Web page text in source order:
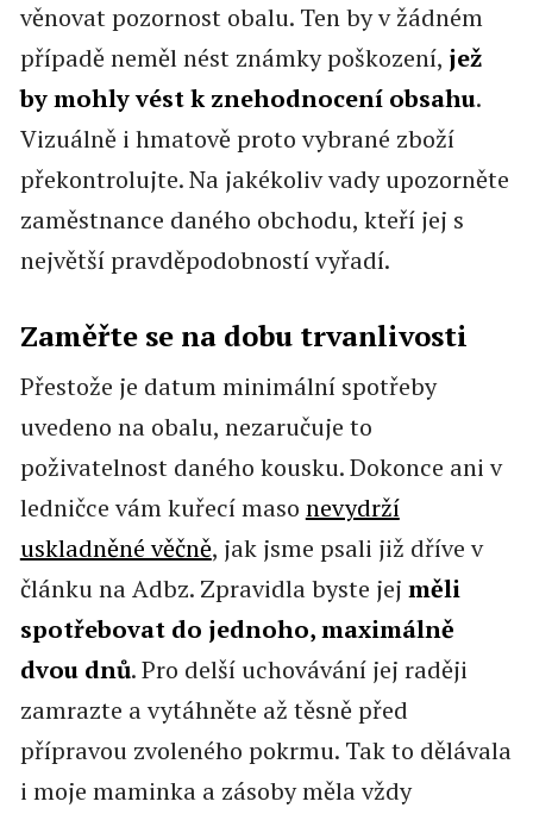
věnovat pozornost obalu. Ten by v žádném
případě neměl nést známky poškození, jež
by mohly vést k znehodnocení obsahu.
Vizuálně i hmatově proto vybrané zboží
překontrolujte. Na jakékoliv vady upozorněte
zaměstnance daného obchodu, kteří jej s
největší pravděpodobností vyřadí.
Zaměřte se na dobu trvanlivosti
Přestože je datum minimální spotřeby
uvedeno na obalu, nezaručuje to
poživatelnost daného kousku. Dokonce ani v
ledničce vám kuřecí maso nevydrží
uskladněné věčně, jak jsme psali již dříve v
článku na Adbz. Zpravidla byste jej měli
spotřebovat do jednoho, maximálně
dvou dnů. Pro delší uchovávání jej raději
zamrazte a vytáhněte až těsně před
přípravou zvoleného pokrmu. Tak to dělávala
i moje maminka a zásoby měla vždy